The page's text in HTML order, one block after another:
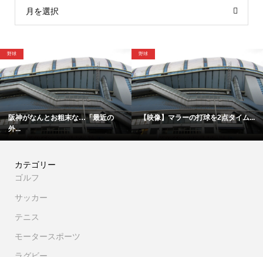
月を選択
野球
阪神がなんとお粗末な…「最近の
外...
野球
【映像】マラーの打球を2点タイム...
カテゴリー
ゴルフ
サッカー
テニス
モータースポーツ